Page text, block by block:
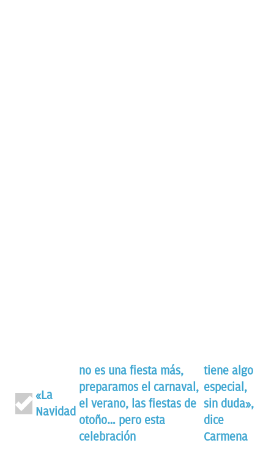
«La
Navidad
no es una fiesta más,
preparamos el carnaval,
el verano, las fiestas de
otoño… pero esta
celebración
tiene algo
especial,
sin duda»,
dice
Carmena